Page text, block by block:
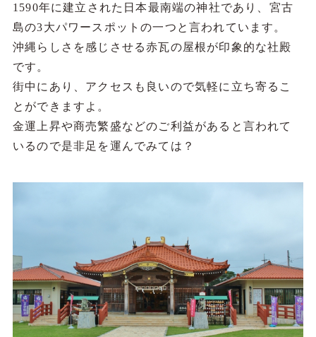
1590年に建立された日本最南端の神社であり、宮古
島の3大パワースポットの一つと言われています。
沖縄らしさを感じさせる赤瓦の屋根が印象的な社殿
です。
街中にあり、アクセスも良いので気軽に立ち寄るこ
とができますよ。
金運上昇や商売繁盛などのご利益があると言われて
いるので是非足を運んでみては？